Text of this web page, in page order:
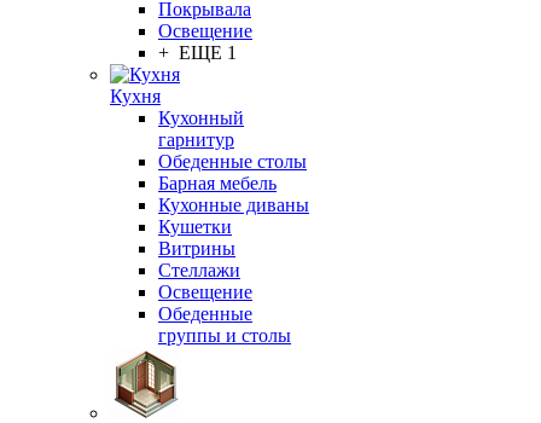
Покрывала
Освещение
+ ЕЩЕ 1
Кухня
Кухонный
гарнитур
Обеденные столы
Барная мебель
Кухонные диваны
Кушетки
Витрины
Стеллажи
Освещение
Обеденные
группы и столы